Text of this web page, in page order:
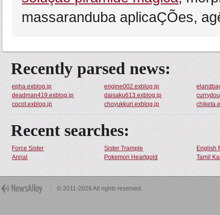
massaranduba aplicaÇÕes,
Recently parsed news:
epha.exblog.jp engine002.exblog.jp
deadman419.exblog.jp
daisaku613.exblog.jp
cocot.exblog.jp
choyukkuri.exblog.jp
Recent searches:
Force Sister Sister Trample
English
Annal
Pokemon Heartgold Tamil
© 2011-2026 All rights reserved.